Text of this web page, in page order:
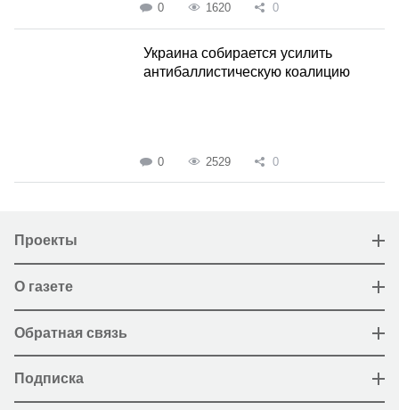
0 1620 0
Украина собирается усилить
антибаллистическую коалицию
0 2529 0
Проекты
О газете
Обратная связь
Подписка